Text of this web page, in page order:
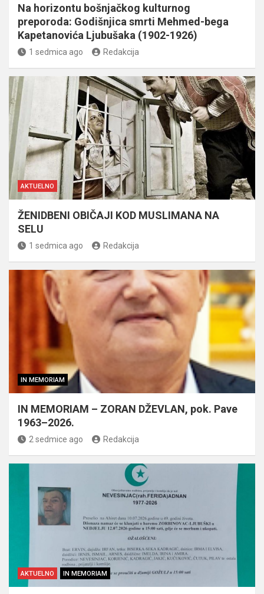
Na horizontu bošnjačkog kulturnog
preporoda: Godišnjica smrti Mehmed-bega
Kapetanovića Ljubušaka (1902-1926)
1 sedmica ago Redakcija
AKTUELNO
ŽENIDBENI OBIČAJI KOD MUSLIMANA NA
SELU
1 sedmica ago Redakcija
IN MEMORIAM
IN MEMORIAM – ZORAN DŽEVLAN, pok. Pave
1963–2026.
2 sedmice ago Redakcija
AKTUELNO IN MEMORIAM